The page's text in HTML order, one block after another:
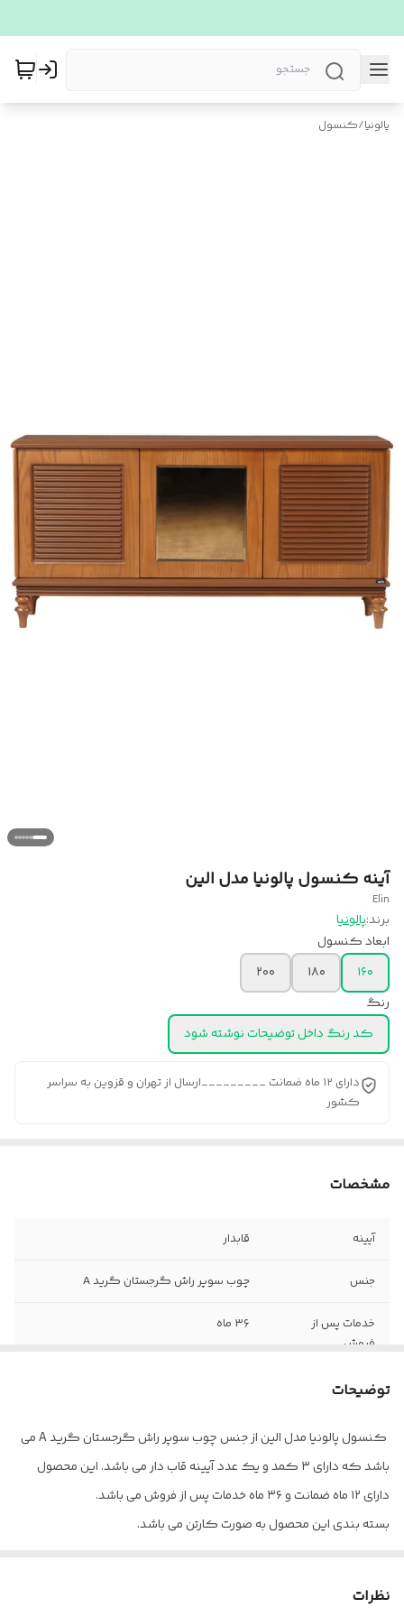
پالونیا/کنسول
آینه کنسول پالونیا مدل الین
Elin
برند:پالونیا
ابعاد کنسول
۱۶۰
۱۸۰
۲۰۰
رنگ
کد رنگ داخل توضیحات نوشته شود
دارای ۱۲ ماه ضمانت _________ارسال از تهران و قزوین به سراسر
کشور
مشخصات
آیینه قابدار
جنس چوب سوپر راش گرجستان گرید A
خدمات پس از
فروش
۳۶ ماه
کمد
ضمانت ۱۲ ماه
توضیحات
کنسول پالونیا مدل الین از جنس چوب سوپر راش گرجستان گرید A می
باشد که دارای ۳ کمد و یک عدد آیینه قاب دار می باشد. این محصول
دارای ۱۲ ماه ضمانت و ۳۶ ماه خدمات پس از فروش می باشد.
بسته بندی این محصول به صورت کارتن می باشد.
نظرات